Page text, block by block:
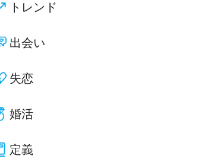
トレンド
出会い
失恋
婚活
定義